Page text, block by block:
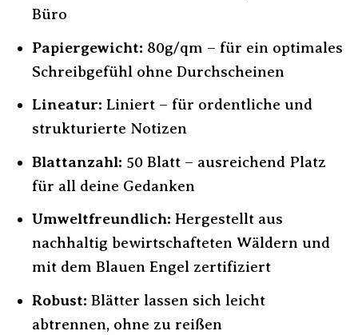
Büro
Papiergewicht: 80g/qm – für ein optimales
Schreibgefühl ohne Durchscheinen
Lineatur: Liniert – für ordentliche und
strukturierte Notizen
Blattanzahl: 50 Blatt – ausreichend Platz
für all deine Gedanken
Umweltfreundlich: Hergestellt aus
nachhaltig bewirtschafteten Wäldern und
mit dem Blauen Engel zertifiziert
Robust: Blätter lassen sich leicht
abtrennen, ohne zu reißen